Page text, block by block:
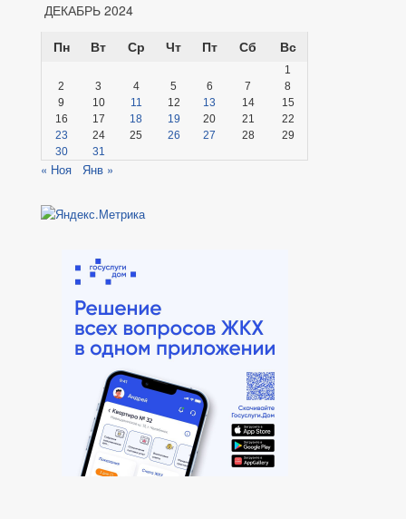
ДЕКАБРЬ 2024
Пн
Вт Ср Чт Пт Сб Вс
1
2
3 4 5 6 7
8
9
10 11 12 13 14
15
16
17 18 19 20 21
22
23
24 25 26 27 28
29
30
31
« Ноя Янв »